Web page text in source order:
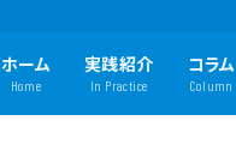
ホーム
Home
実践紹介
In Practice
コラム
Column